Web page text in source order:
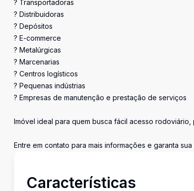
? Transportadoras
? Distribuidoras
? Depósitos
? E-commerce
? Metalúrgicas
? Marcenarias
? Centros logísticos
? Pequenas indústrias
? Empresas de manutenção e prestação de serviços
Imóvel ideal para quem busca fácil acesso
Entre em contato para mais informações e garanta
Características